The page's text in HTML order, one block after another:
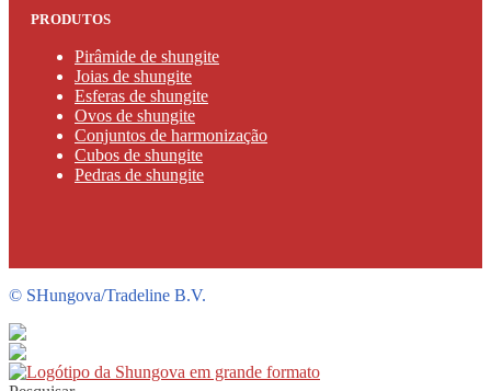
PRODUTOS
Pirâmide de shungite
Joias de shungite
Esferas de shungite
Ovos de shungite
Conjuntos de harmonização
Cubos de shungite
Pedras de shungite
© SHungova/Tradeline B.V.